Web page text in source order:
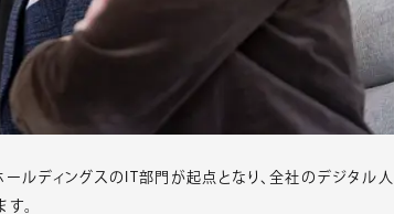
ルディングスのIT部門が起点となり、全社のデジタル人
。